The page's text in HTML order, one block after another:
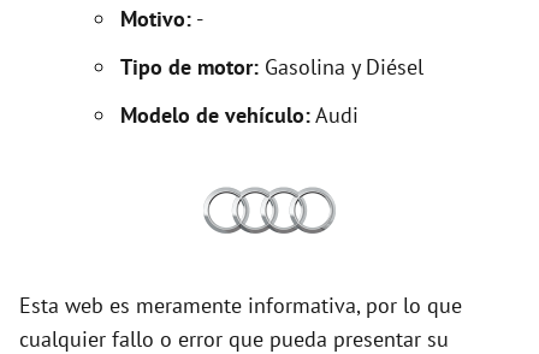
Motivo: -
Tipo de motor: Gasolina y Diésel
Modelo de vehículo:Audi
Esta web es meramente informativa, por lo que
cualquier fallo o error que pueda presentar su